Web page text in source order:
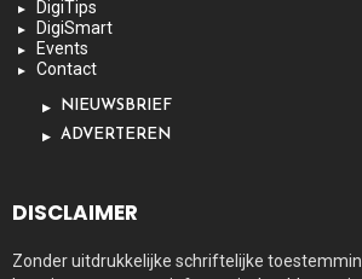
DigiTips
DigiSmart
Events
Contact
NIEUWSBRIEF
ADVERTEREN
DISCLAIMER
Zonder uitdrukkelijke schriftelijke